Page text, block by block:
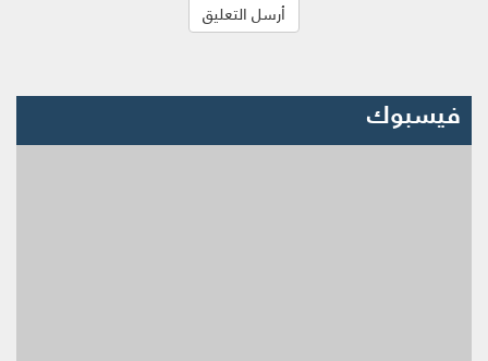
فيسبوك